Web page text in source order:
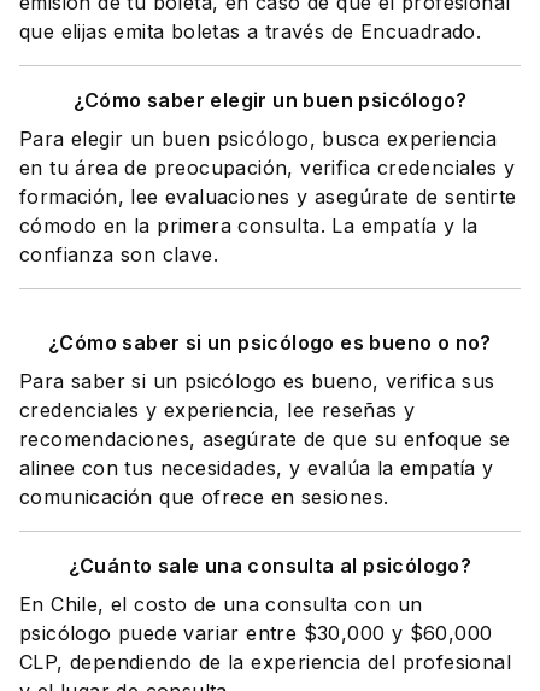
que elijas emita boletas a través de Encuadrado.
¿Cómo saber elegir un buen psicólogo?
Para elegir un buen psicólogo, busca experiencia
en tu área de preocupación, verifica credenciales y
formación, lee evaluaciones y asegúrate de sentirte
cómodo en la primera consulta. La empatía y la
confianza son clave.
¿Cómo saber si un psicólogo es bueno o no?
Para saber si un psicólogo es bueno, verifica sus
credenciales y experiencia, lee reseñas y
recomendaciones, asegúrate de que su enfoque se
alinee con tus necesidades, y evalúa la empatía y
comunicación que ofrece en sesiones.
¿Cuánto sale una consulta al psicólogo?
En Chile, el costo de una consulta con un
psicólogo puede variar entre $30,000 y $60,000
CLP, dependiendo de la experiencia del profesional